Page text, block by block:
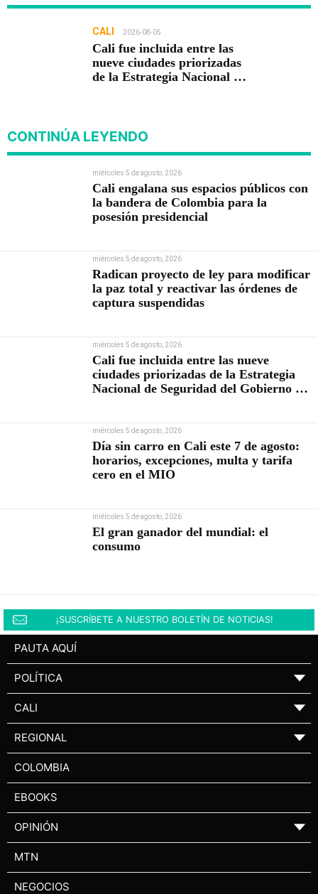
CALI 2026-08-05
Cali fue incluida entre las
nueve ciudades priorizadas
de la Estrategia Nacional de
CONTINÚA LEYENDO
miércoles 5 de agosto, 2026
Cali engalana sus espacios públicos con
la bandera de Colombia para la
posesión presidencial
miércoles 5 de agosto, 2026
Radican proyecto de ley para modificar
la paz total y reactivar las órdenes de
captura suspendidas
miércoles 5 de agosto, 2026
Cali fue incluida entre las nueve
ciudades priorizadas de la Estrategia
Nacional de Seguridad del Gobierno de
miércoles 5 de agosto, 2026
Día sin carro en Cali este 7 de agosto:
horarios, excepciones, multa y tarifa
cero en el MIO
miércoles 5 de agosto, 2026
El gran ganador del mundial: el
consumo
¡SUSCRÍBETE A NUESTRO BOLETÍN DE NOTICIAS!
PAUTA AQUÍ
POLÍTICA ▼
CALI ▼
REGIONAL ▼
COLOMBIA
EBOOKS
OPINIÓN ▼
MTN
NEGOCIOS